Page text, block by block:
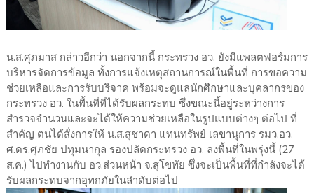
น.ส.ศุภมาส กล่าวอีกว่า นอกจากนี้ กระทรวง อว. ยังมีแพลตฟอร์มการ
บริหารจัดการข้อมูล ทั้งการแจ้งเหตุสถานการณ์ในพื้นที่ การขอความ
ช่วยเหลือและการรับบริจาค พร้อมจะดูแลนักศึกษาและบุคลากรของ
กระทรวง อว. ในพื้นที่ที่ได้รับผลกระทบ ซึ่งขณะนี้อยู่ระหว่างการ
สำรวจจำนวนและจะได้ให้ความช่วยเหลือในรูปแบบต่างๆ ต่อไป ที่
สำคัญ ตนได้สั่งการให้ น.ส.สุชาดา แทนทรัพย์ เลขานุการ รมว.อว.
ศ.ดร.ศุภชัย ปทุมนากุล รองปลัดกระทรวง อว. ลงพื้นที่ในพรุ่งนี้ (27
ส.ค.) ไปทำงานกับ อว.ส่วนหน้า จ.สุโขทัย ซึ่งจะเป็นพื้นที่ที่กำลังจะได้
รับผลกระทบจากอุทกภัยในลำดับต่อไป